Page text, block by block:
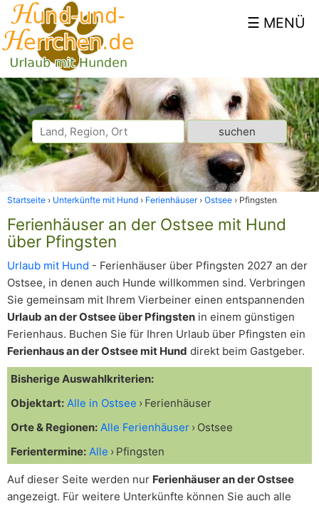
Startseite Unterkünfte mit Hund Ferienhäuser Ostsee Pfingsten
Ferienhäuser an der Ostsee mit Hund
über Pfingsten
Urlaub mit Hund - Ferienhäuser über Pfingsten 2027 an der
Ostsee, in denen auch Hunde willkommen sind. Verbringen
Sie gemeinsam mit Ihrem Vierbeiner einen entspannenden
Urlaub an der Ostsee über Pfingsten in einem günstigen
Ferienhaus. Buchen Sie für Ihren Urlaub über Pfingsten ein
Ferienhaus an der Ostsee mit Hund direkt beim Gastgeber.
Bisherige Auswahlkriterien:
Objektart: Alle in Ostsee
Ferienhäuser
Orte & Regionen: Alle Ferienhäuser
Ostsee
Ferientermine: Alle Pfingsten
Auf dieser Seite werden nur Ferienhäuser an der Ostsee
angezeigt. Für weitere Unterkünfte können Sie auch alle